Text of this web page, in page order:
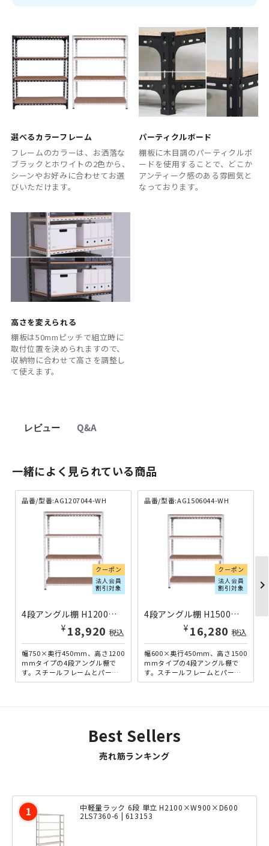
選べるカラーフレーム
フレームのカラーは、お洒落な
ブラックとホワイトの2色から、
シーンやお好みに合わせてお選
びいただけます。
パーティクルボード
棚板に木目調のパーティクルボ
ードを使用することで、どこか
アンティーク感のある雰囲気と
なっております。
高さを変えられる
棚板は50mmピッチで組立時に
取付位置を決められますので、
収納物に合わせて高さを調整し
て使えます。
レビュー Q&A
一緒によく見られている商品
品番/型番:AG1207044-WH
クーポン
法人会員
割引対象
4段アングル棚 H1200×W750×D450 ホワイト AG1207044-WH | 221157
¥ 18,920 税込
幅750×奥行450mm、高さ1200
mmタイプの4段アングル棚で
す。スチールフレームとパーテ
ィクルボードを組み合わせた、
品番/型番:AG1506044-WH
クーポン
法人会員
割引対象
4段アングル棚 H1500×W600×D450 ホワイト AG1506044-WH | 221169
¥ 16,280 税込
幅600×奥行450mm、高さ1500
mmタイプの4段アングル棚で
す。スチールフレームとパーテ
ィクルボードを組み合わせた、
chevron_right
Best Sellers
売れ筋ランキング
中軽量ラック 6段 単立 H2100×W900×D600
2LS7360-6 | 613153